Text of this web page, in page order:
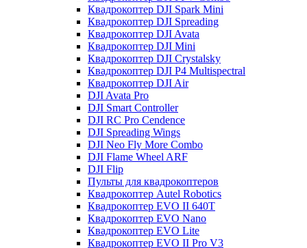
Квадрокоптер DJI Spark Mini
Квадрокоптер DJI Spreading
Квадрокоптер DJI Avata
Квадрокоптер DJI Mini
Квадрокоптер DJI Crystalsky
Квадрокоптер DJI P4 Multispectral
Квадрокоптер DJI Air
DJI Avata Pro
DJI Smart Controller
DJI RC Pro Cendence
DJI Spreading Wings
DJI Neo Fly More Combo
DJI Flame Wheel ARF
DJI Flip
Пульты для квадрокоптеров
Квадрокоптер Autel Robotics
Квадрокоптер EVO II 640T
Квадрокоптер EVO Nano
Квадрокоптер EVO Lite
Квадрокоптер EVO II Pro V3